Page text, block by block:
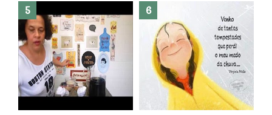
Dez bolos pra fazer antes de
morrer !
Haters, como surgiram?